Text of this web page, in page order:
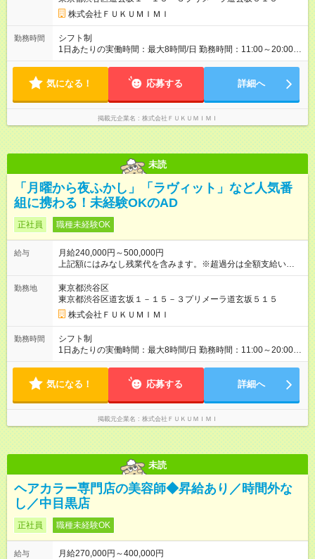
株式会社ＦＵＫＵＭＩＭＩ
勤務時間
シフト制
1日あたりの実働時間：最大8時間/日 勤務時間：11:00～20:00 ※
担当業務により変動する場合があります。
気になる！ 応募する 詳細へ
掲載元企業名 株式会社ＦＵＫＵＭＩＭＩ
未読
「月曜から夜ふかし」「ラヴィット」など人気番
組に携わる！未経験OKのAD
正社員 職種未経験OK
給与
月給240,000円～500,000円
上記額にはみなし残業代を含みます。※超過分は全額支給いたし
ます。 みなし残業代 27,000円／月 みなし残業時間 16時間／月
【試用期間】試用期間あり 試用期間の長さ：6ヶ月 雇用形態、
給与は本採用時と同じです。
勤務地
東京都渋谷区
東京都渋谷区道玄坂１－１５－３プリメーラ道玄坂５１５
株式会社ＦＵＫＵＭＩＭＩ
勤務時間
シフト制
1日あたりの実働時間：最大8時間/日 勤務時間：11:00～20:00 ※
担当業務により変動する場合があります。
気になる！ 応募する 詳細へ
掲載元企業名 株式会社ＦＵＫＵＭＩＭＩ
未読
ヘアカラー専門店の美容師◆昇給あり／時間外な
し／中目黒店
正社員 職種未経験OK
給与
月給270,000円～400,000円